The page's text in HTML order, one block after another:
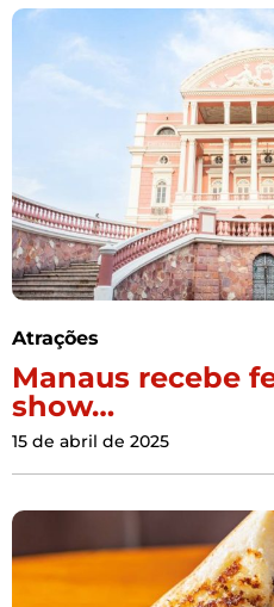
Atrações
Manaus recebe
show…
15 de abril de 2025